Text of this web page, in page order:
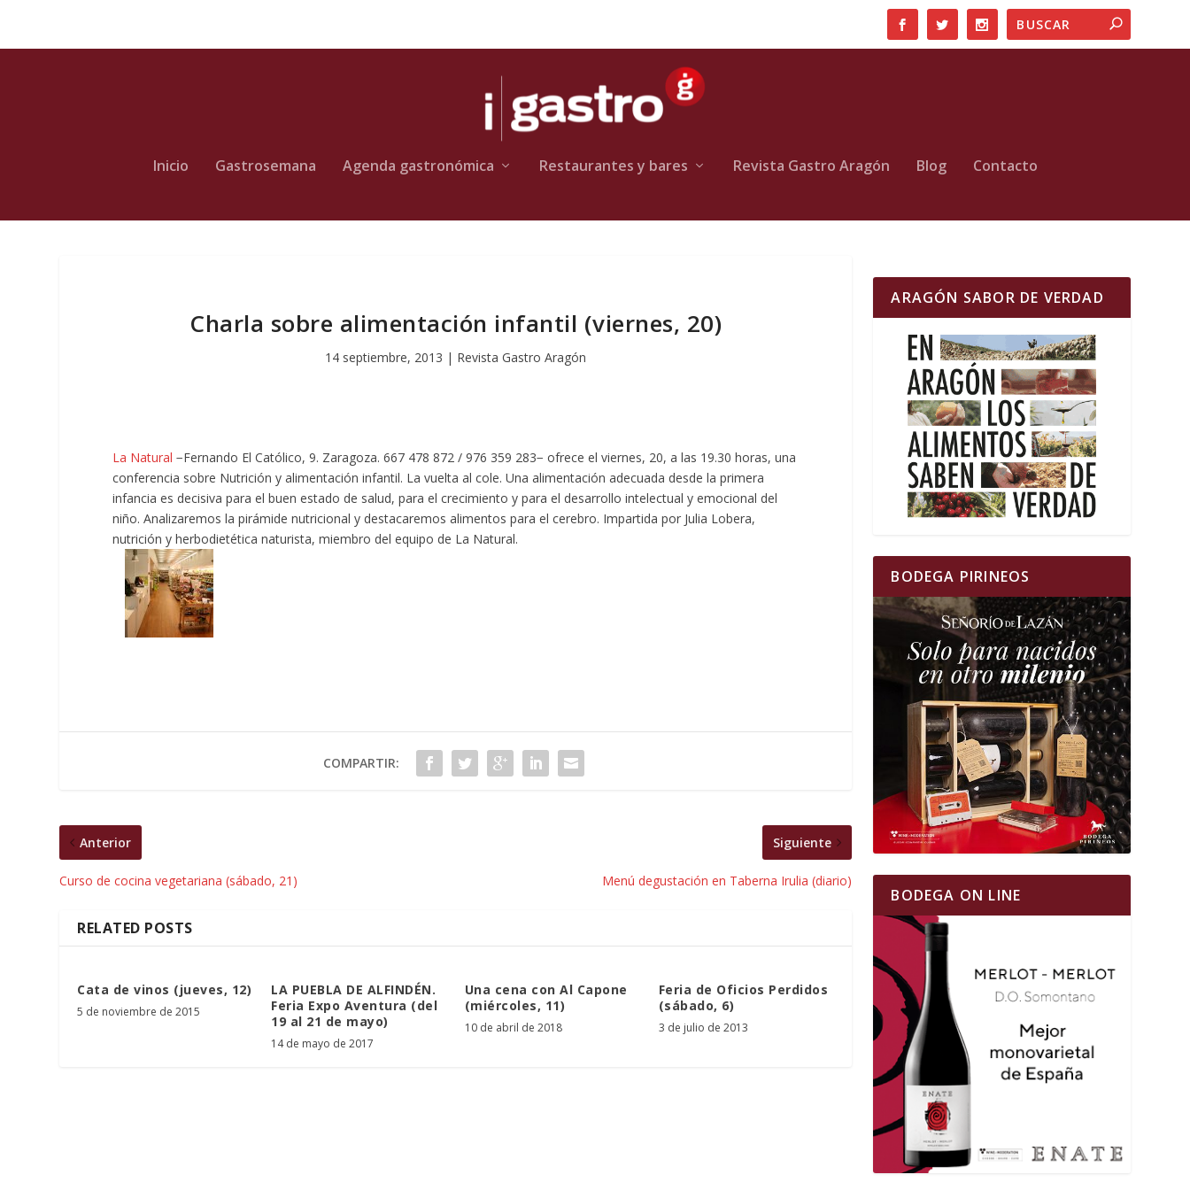
Inicio Gastrosemana Agenda gastronómica Restaurantes y bares Revista Gastro Aragón Blog Contacto
Charla sobre alimentación infantil (viernes, 20)
14 septiembre, 2013 | Revista Gastro Aragón
La Natural −Fernando El Católico, 9. Zaragoza. 667 478 872 / 976 359 283− ofrece el viernes, 20, a las 19.30 horas, una
conferencia sobre Nutrición y alimentación infantil. La vuelta al cole. Una alimentación adecuada desde la primera
infancia es decisiva para el buen estado de salud, para el crecimiento y para el desarrollo intelectual y emocional del
niño. Analizaremos la pirámide nutricional y destacaremos alimentos para el cerebro. Impartida por Julia Lobera,
nutrición y herbodietética naturista, miembro del equipo de La Natural.
COMPARTIR:
Anterior
Curso de cocina vegetariana (sábado, 21)
Siguiente
Menú degustación en Taberna Irulia (diario)
RELATED POSTS
Cata de vinos (jueves, 12)
5 de noviembre de 2015
LA PUEBLA DE ALFINDÉN.
Feria Expo Aventura (del
19 al 21 de mayo)
14 de mayo de 2017
Una cena con Al Capone
(miércoles, 11)
10 de abril de 2018
Feria de Oficios Perdidos
(sábado, 6)
3 de julio de 2013
ARAGÓN SABOR DE VERDAD
BODEGA PIRINEOS
BODEGA ON LINE